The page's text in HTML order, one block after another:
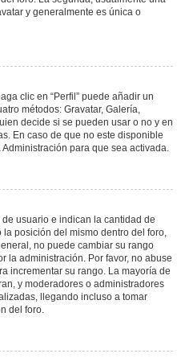
y generalmente es única o
clic en “Perfil” puede añadir un
métodos: Gravatar, Galería,
decide si se pueden usar o no y en
En caso de que no este disponible
para que sea activada.
usuario e indican la cantidad de
posición del mismo dentro del foro,
no puede cambiar su rango
la administración. Por favor, no abuse
incrementar su rango. La mayoría de
y moderadores o administradores
llegando incluso a tomar
del foro.